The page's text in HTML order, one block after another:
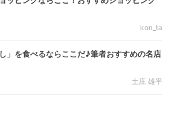
kon_ta
し」を食べるならここだ♪筆者おすすめの名店
土庄 雄平